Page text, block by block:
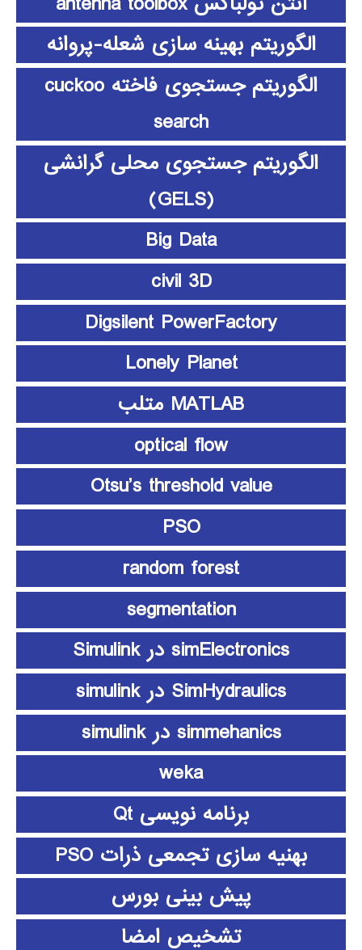
الگوریتم بهینه سازی شعله-پروانه
الگوریتم جستجوی فاخته cuckoo
search
الگوریتم جستجوی محلی گرانشی
(GELS)
Big Data
civil 3D
Digsilent PowerFactory
Lonely Planet
MATLAB متلب
optical flow
Otsu’s threshold value
PSO
random forest
segmentation
simElectronics در Simulink
SimHydraulics در simulink
simmehanics در simulink
weka
برنامه نویسی Qt
بهنیه سازی تجمعی ذرات PSO
پیش بینی بورس
تشخیص امضا